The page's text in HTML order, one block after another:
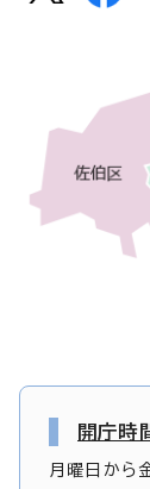
開庁時
月曜日から